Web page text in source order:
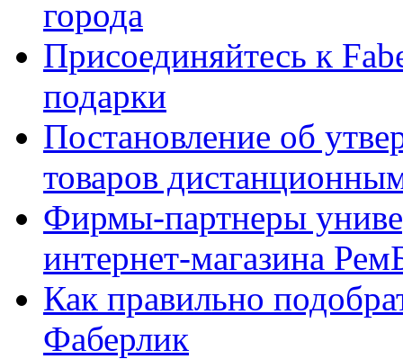
города
Присоединяйтесь к
подарки
Постановление об
товаров
Фирмы-партнеры
интернет-магазина
Как правильно
Фаберлик